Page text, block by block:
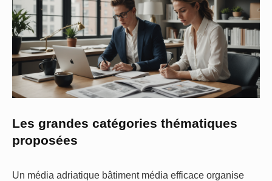
Les grandes catégories thématiques
proposées
Un média adriatique bâtiment média efficace organise